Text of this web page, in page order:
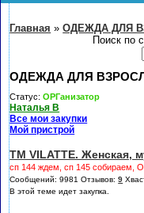
Главная »ОДЕЖДА ДЛЯ
Поиск по
ОДЕЖДА ДЛЯ
Статус:ОРГанизатор
Наталья В
Все мои закупки
Мой пристрой
ТМ VILATTE. Женская,
сп 144 ждем, сп 145 собираем,
Сообщений: 9981 Отзывов:9
В этой теме идет закупка.